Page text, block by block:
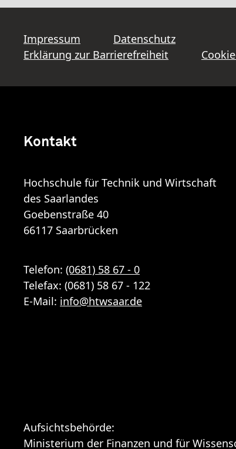
Impressum
Datenschutz
Erklärung zur Barrierefreiheit
Kontakt
Hochschule für Technik und Wirtschaft
des Saarlandes
Goebenstraße 40
66117 Saarbrücken
Telefon: (0681) 58 67 - 0
Telefax: (0681) 58 67 - 122
E-Mail: info@htwsaar.de
Aufsichtsbehörde:
Ministerium der Finanzen und für